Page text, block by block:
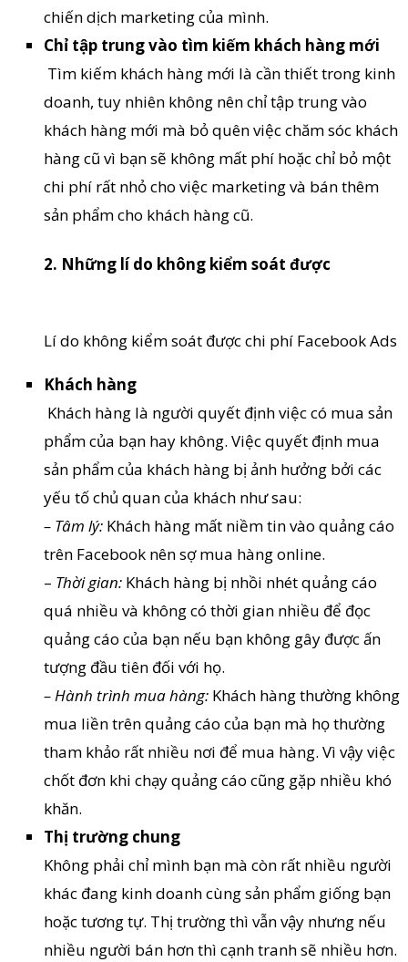
chiến dịch marketing của mình.
Chỉ tập trung vào tìm kiếm khách hàng mới
Tìm kiếm khách hàng mới là cần thiết trong kinh
doanh, tuy nhiên không nên chỉ tập trung vào
khách hàng mới mà bỏ quên việc chăm sóc khách
hàng cũ vì bạn sẽ không mất phí hoặc chỉ bỏ một
chi phí rất nhỏ cho việc marketing và bán thêm
sản phẩm cho khách hàng cũ.
2. Những lí do không kiểm soát được
Lí do không kiểm soát được chi phí Facebook Ads
Khách hàng
Khách hàng là người quyết định việc có mua sản
phẩm của bạn hay không. Việc quyết định mua
sản phẩm của khách hàng bị ảnh hưởng bởi các
yếu tố chủ quan của khách như sau:
– Tâm lý: Khách hàng mất niềm tin vào quảng cáo
trên Facebook nên sợ mua hàng online.
– Thời gian: Khách hàng bị nhồi nhét quảng cáo
quá nhiều và không có thời gian nhiều để đọc
quảng cáo của bạn nếu bạn không gây được ấn
tượng đầu tiên đối với họ.
– Hành trình mua hàng: Khách hàng thường không
mua liền trên quảng cáo của bạn mà họ thường
tham khảo rất nhiều nơi để mua hàng. Vì vậy việc
chốt đơn khi chạy quảng cáo cũng gặp nhiều khó
khăn.
Thị trường chung
Không phải chỉ mình bạn mà còn rất nhiều người
khác đang kinh doanh cùng sản phẩm giống bạn
hoặc tương tự. Thị trường thì vẫn vậy nhưng nếu
nhiều người bán hơn thì cạnh tranh sẽ nhiều hơn.